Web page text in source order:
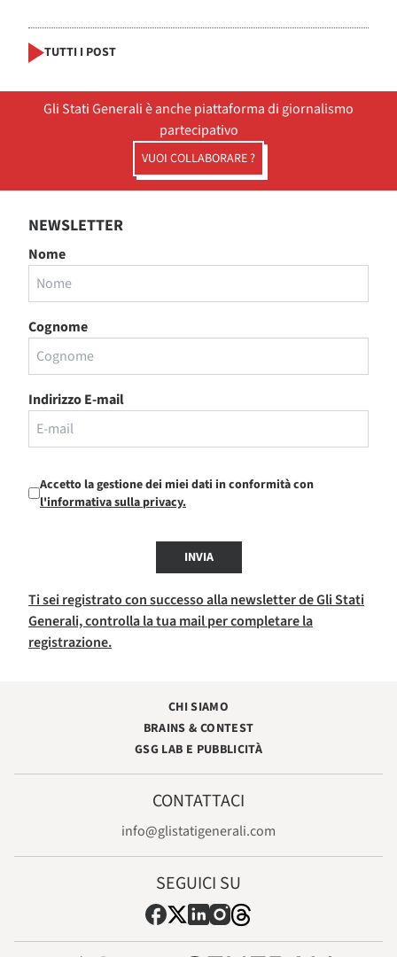
TUTTI I POST
Gli Stati Generali è anche piattaforma di giornalismo
partecipativo
VUOI COLLABORARE ?
NEWSLETTER
Nome
Cognome
Indirizzo E-mail
Accetto la gestione dei miei dati in conformità con
l'informativa sulla privacy.
INVIA
Ti sei registrato con successo alla newsletter de Gli Stati
Generali, controlla la tua mail per completare la
registrazione.
CHI SIAMO
BRAINS & CONTEST
GSG LAB E PUBBLICITÀ
CONTATTACI
info@glistatigenerali.com
SEGUICI SU